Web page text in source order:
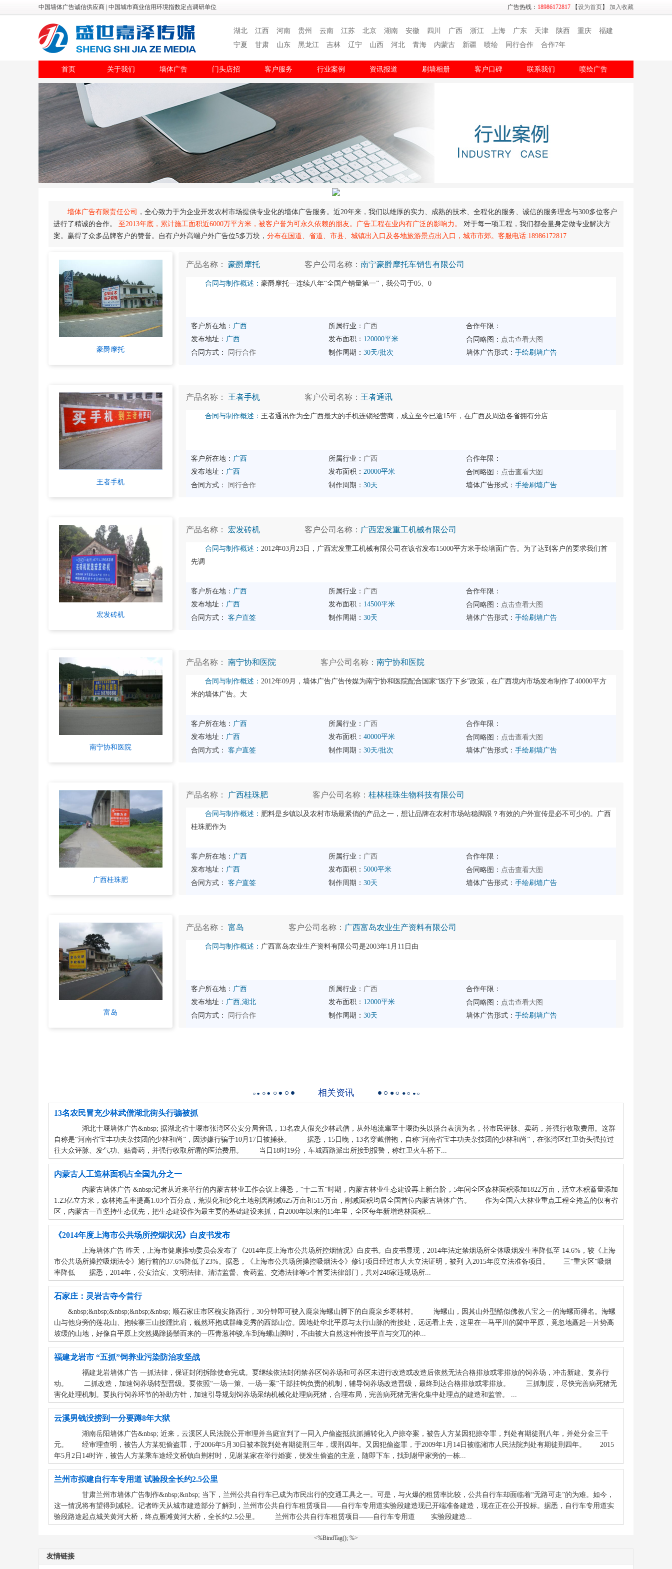
中国墙体广告诚信供应商 | 中国城市商业信用环境指数定点调研单位 广告热线： 18986172817 【设为首页】 加入收藏
湖北 江西 河南 贵州 云南 江苏 北京 湖南 安徽 四川 广西 浙江 上海 广东 天津 陕西 重庆
福建
宁夏
甘肃 山东 黑龙江 吉林 辽宁 山西 河北 青海 内蒙古 新疆 喷绘 同行合作 合作7年
首页 关于我们 墙体广告 门头店招 客户服务 行业案例 资讯报道 刷墙相册 客户口碑 联系我们 喷绘广告
墙体广告有限责任公司
，全心致力于为企业开发农村市场提供专业化的墙体广告服务。近20年来，我们以雄厚的实力、成熟的技术、全程化的服务、诚信的服务理念与300多位客户
进行了精诚的合作。 至2013年底，累计施工面积近6000万平方米，被客户誉为可永久依赖的朋友。广告工程在业内有广泛的影响力。
对于每一项工程，我们都会量身定做专业解决方
案。赢得了众多品牌客户的赞誉。自有户外高端户外广告位5多万块， 分布在国道、省道、市县、城镇出入口及各地旅游景点出入口，城市市郊。客服电话:18986172817
豪爵摩托
产品名称： 豪爵摩托 客户公司名称： 南宁豪爵摩托车销售有限公司
合同与制作概述： 豪爵摩托—连续八年“全国产销量第一”，我公司于05、0
客户所在地： 广西 所属行业： 广西
合作年限：
发布地址： 广西 发布面积： 120000平米 合同略图： 点击查看大图
合同方式： 同行合作 制作周期： 30天/批次 墙体广告形式： 手绘刷墙广告
王者手机
产品名称： 王者手机 客户公司名称： 王者通讯
合同与制作概述： 王者通讯作为全广西最大的手机连锁经营商，成立至今已逾15年，在广西及周边各省拥有分店
客户所在地： 广西 所属行业： 广西
合作年限：
发布地址： 广西 发布面积： 20000平米 合同略图： 点击查看大图
合同方式： 同行合作 制作周期： 30天 墙体广告形式： 手绘刷墙广告
宏发砖机
产品名称： 宏发砖机 客户公司名称： 广西宏发重工机械有限公司
合同与制作概述： 2012年03月23日，广西宏发重工机械有限公司在该省发布15000平方米手绘墙面广告。为了达到客户的要求我们首
先调
客户所在地： 广西 所属行业： 广西
合作年限：
发布地址： 广西 发布面积： 14500平米 合同略图： 点击查看大图
合同方式： 客户直签 制作周期： 30天 墙体广告形式： 手绘刷墙广告
南宁协和医院
产品名称： 南宁协和医院 客户公司名称： 南宁协和医院
合同与制作概述： 2012年09月，墙体广告广告传媒为南宁协和医院配合国家“医疗下乡”政策，在广西境内市场发布制作了40000平方
米的墙体广告。大
客户所在地： 广西 所属行业： 广西
合作年限：
发布地址： 广西 发布面积： 40000平米 合同略图： 点击查看大图
合同方式： 客户直签 制作周期： 30天/批次 墙体广告形式： 手绘刷墙广告
广西桂珠肥
产品名称： 广西桂珠肥 客户公司名称： 桂林桂珠生物科技有限公司
合同与制作概述： 肥料是乡镇以及农村市场最紧俏的产品之一，想让品牌在农村市场站稳脚跟？有效的户外宣传是必不可少的。广西
桂珠肥作为
客户所在地： 广西 所属行业： 广西
合作年限：
发布地址： 广西 发布面积： 5000平米 合同略图： 点击查看大图
合同方式： 客户直签 制作周期： 30天 墙体广告形式： 手绘刷墙广告
富岛
产品名称： 富岛 客户公司名称： 广西富岛农业生产资料有限公司
合同与制作概述： 广西富岛农业生产资料有限公司是2003年1月11日由
客户所在地： 广西 所属行业： 广西
合作年限：
发布地址： 广西,湖北 发布面积： 12000平米 合同略图： 点击查看大图
合同方式： 同行合作 制作周期： 30天 墙体广告形式： 手绘刷墙广告
相关资讯
13名农民冒充少林武僧湖北街头行骗被抓
湖北十堰墙体广告&nbsp; 据湖北省十堰市张湾区公安分局音讯，13名农人假充少林武僧，从外地流窜至十堰街头以搭台表演为名，替市民评脉、卖药，并强行收取费用。这群
自称是“河南省宝丰功夫杂技团的少林和尚”，因涉嫌行骗于10月17日被捕获。 据悉，15日晚，13名穿戴僧袍，自称“河南省宝丰功夫杂技团的少林和尚”，在张湾区红卫街头强拉过
往大众评脉、发气功、贴膏药，并强行收取所谓的医治费用。 当日18时19分，车城西路派出所接到报警，称红卫火车桥下...
内蒙古人工造林面积占全国九分之一
内蒙古墙体广告 &nbsp;记者从近来举行的内蒙古林业工作会议上得悉，“十二五”时期，内蒙古林业生态建设再上新台阶，5年间全区森林面积添加1822万亩，活立木积蓄量添加
1.23亿立方米，森林掩盖率提高1.03个百分点，荒漠化和沙化土地别离削减625万亩和515万亩，削减面积均居全国首位内蒙古墙体广告。 作为全国六大林业重点工程全掩盖的仅有省
区，内蒙古一直坚持生态优先，把生态建设作为最主要的基础建设来抓，自2000年以来的15年里，全区每年新增造林面积...
《2014年度上海市公共场所控烟状况》白皮书发布
上海墙体广告 昨天，上海市健康推动委员会发布了《2014年度上海市公共场所控烟情况》白皮书。白皮书显现，2014年法定禁烟场所全体吸烟发生率降低至 14.6%，较《上海
市公共场所操控吸烟法令》施行前的37.6%降低了23%。据悉，《上海市公共场所操控吸烟法令》修订项目经过市人大立法证明，被列 入2015年度立法准备项目。 三“重灾区”吸烟
率降低 据悉，2014年，公安治安、文明法律、清洁监督、食药监、交港法律等5个首要法律部门，共对248家违规场所...
石家庄：灵岩古寺今昔行
&nbsp;&nbsp;&nbsp;&nbsp;&nbsp; 顺石家庄市区槐安路西行，30分钟即可驶入鹿泉海螺山脚下的白鹿泉乡枣林村。 海螺山，因其山外型酷似佛教八宝之一的海螺而得名。海螺
山与他身旁的莲花山、抱犊寨三山接踵比肩，巍然环抱成群峰竞秀的西部山峦。因地处华北平原与太行山脉的衔接处，远远看上去，这里在一马平川的冀中平原，竟忽地矗起一片势高
坡缓的山地，好像自平原上突然揭蹄扬鬃而来的一匹青葱神骏,车到海螺山脚时，不由被大自然这种衔接平直与突兀的神...
福建龙岩市 “五抓”饲养业污染防治攻坚战
福建龙岩墙体广告 一抓法律，保证封闭拆除使命完成。要继续依法封闭禁养区饲养场和可养区未进行改造或改造后依然无法合格排放或零排放的饲养场，冲击新建、复养行
动。 二抓改造，加速饲养场转型晋级。要依照“一场一策、一场一案”干部挂钩负责的机制，辅导饲养场改造晋级，最终到达合格排放或零排放。 三抓制度，尽快完善病死猪无
害化处理机制。要执行饲养环节的补助方针，加速引导规划饲养场采纳机械化处理病死猪，合理布局，完善病死猪无害化集中处理点的建造和监管。 ...
云溪男钱没捞到一分要蹲8年大狱
湖南岳阳墙体广告&nbsp; 近来，云溪区人民法院公开审理并当庭宣判了一同入户偷盗抵抗抓捕转化入户掠夺案，被告人方某因犯掠夺罪，判处有期徒刑八年，并处分金三千
元。 经审理查明，被告人方某犯偷盗罪，于2006年5月30日被本院判处有期徒刑三年，缓刑四年。又因犯偷盗罪，于2009年1月14日被临湘市人民法院判处有期徒刑四年。 2015
年5月2日14时许，被告人方某乘车途经文桥镇白荆村时，见谢某家在举行婚宴，便发生偷盗的主意，随即下车，找到谢甲家旁的一栋...
兰州市拟建自行车专用道 试验段全长约2.5公里
甘肃兰州市墙体广告制作&nbsp;&nbsp; 当下，兰州公共自行车已成为市民出行的交通工具之一。可是，与火爆的租赁率比较，公共自行车却面临着“无路可走”的为难。如今，
这一情况将有望得到减轻。记者昨天从城市建造部分了解到，兰州市公共自行车租赁项目——自行车专用道实验段建造现已开端准备建造，现在正在公开投标。据悉，自行车专用道实
验段路途起点城关黄河大桥，终点雁滩黄河大桥，全长约2.5公里。 兰州市公共自行车租赁项目——自行车专用道 实验段建造...
<%BindTag(); %>
友情链接